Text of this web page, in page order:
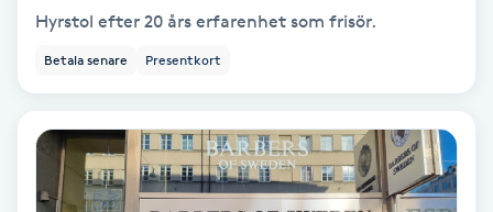
Ombre naglar
Optiker
Ortobionomi
Hyrstol efter 20 års erfarenhet som frisör.
Betala senare Presentkort